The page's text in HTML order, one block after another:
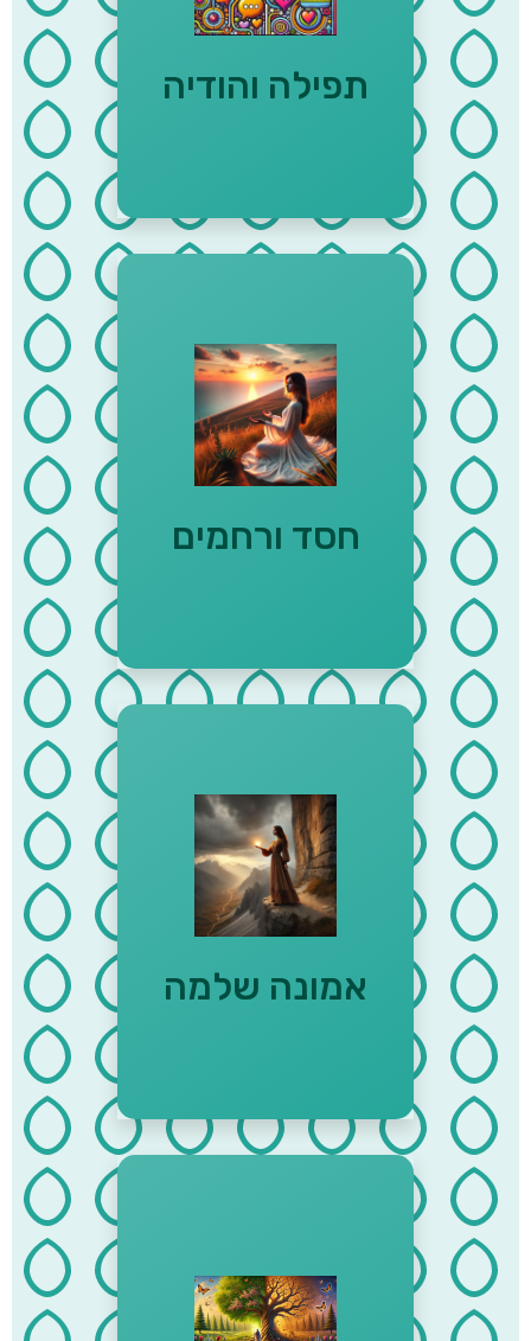
תפילה והודיה
יח) "אין דבר העומד בפני
התפילה" - זוהר ח״ב דף כ׳
חסד ורחמים
"חסד ה' מלאה הארץ" (תהילים
ל"ג, ה) "אין הקב״ה בא בטרוניא
עם בריותיו" - עבודה זרה ג׳ ע״א
אמונה שלמה
"גול אל ה' דרכך ובטח עליו והוא
יעשה" (תהילים ל"ז, ה) "אין עוד
מלבדו" - דברים ד׳, ל״ה
"ברוך הגבר אשר יבטח בה' והיה